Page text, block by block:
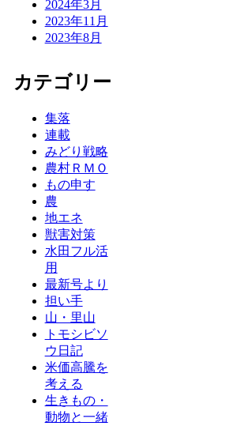
2024年3月
2023年11月
2023年8月
カテゴリー
集落
連載
みどり戦略
農村ＲＭＯ
もの申す
農
地エネ
獣害対策
水田フル活
用
最新号より
担い手
山・里山
トモシビソ
ウ日記
米価高騰を
考える
生きもの・
動物と一緒